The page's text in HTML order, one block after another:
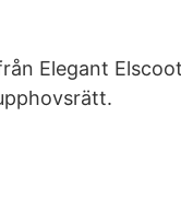
Elegant